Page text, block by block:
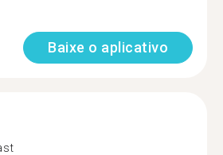
Baixe o aplicativo